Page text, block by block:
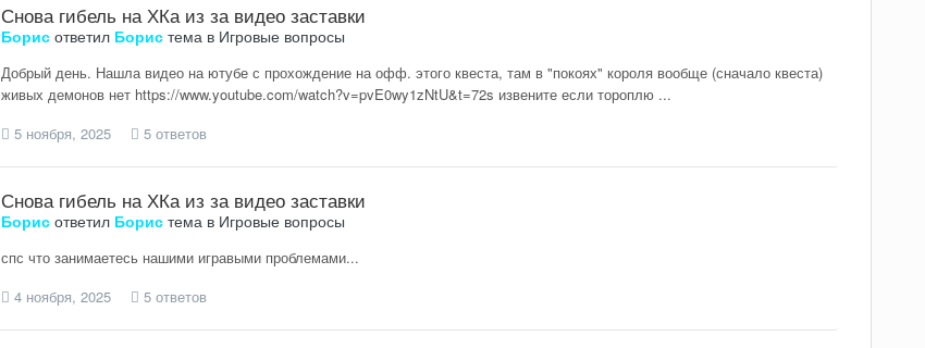
Снова гибель на ХКа из за видео заставки
Борисответил Бористема в Игровые вопросы
Добрый день. Нашла видео на ютубе с прохождение на офф. этого квеста, там в "покоях" короля вообще (сначало квеста)
живых демонов нет https://www.youtube.com/watch?v=pvE0wy1zNtU&t=72s извените если тороплю ...
5 ноября, 2025
5 ответов
Снова гибель на ХКа из за видео заставки
Борисответил Бористема в Игровые вопросы
спс что занимаетесь нашими игравыми проблемами...
4 ноября, 2025
5 ответов